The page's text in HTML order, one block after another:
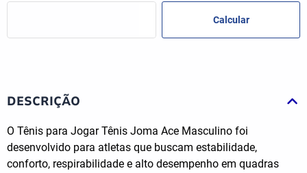
DESCRIÇÃO
O Tênis para Jogar Tênis Joma Ace Masculino foi
desenvolvido para atletas que buscam estabilidade,
conforto, respirabilidade e alto desempenho em quadras